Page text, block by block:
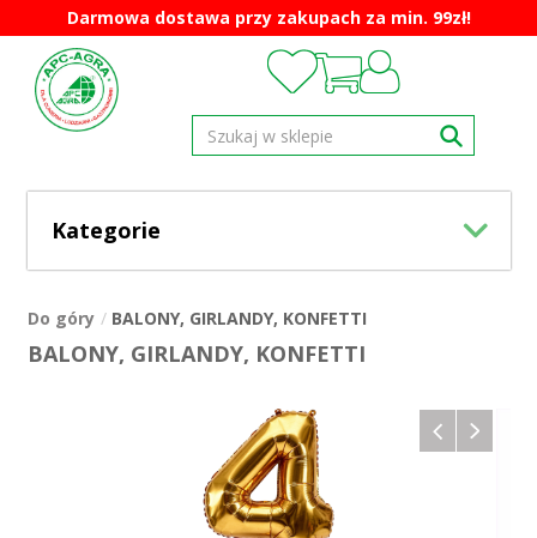
Darmowa dostawa przy zakupach za min. 99zł!
Kategorie
Do góry BALONY, GIRLANDY, KONFETTI
BALONY, GIRLANDY, KONFETTI